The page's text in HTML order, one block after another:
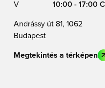
V
10:00 - 17:00
Andrássy út 81, 1062
Budapest
Megtekintés a térképen